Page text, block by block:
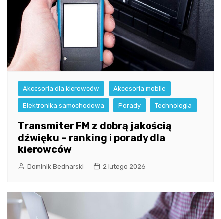
Akcesoria dla kierowców Akcesoria mobile
Elektronika samochodowa Porady Technologia
Transmiter FM z dobrą jakością
dźwięku – ranking i porady dla
kierowców
Dominik Bednarski 2 lutego 2026